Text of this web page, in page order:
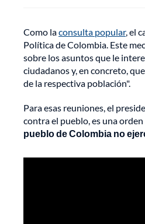
Como laconsulta popular, el
Política de Colombia. Este
sobre los asuntos que le
ciudadanos y, en concreto,
de la respectiva población".
Para esas reuniones, el
contra el pueblo, es una
pueblo de Colombia no